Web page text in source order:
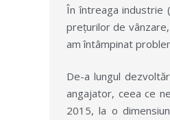
În întreaga industrie
prețurilor de
am întâmpinat
De-a lungul
angajator, ceea ce
2015, la o